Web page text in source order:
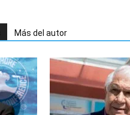
Más del autor